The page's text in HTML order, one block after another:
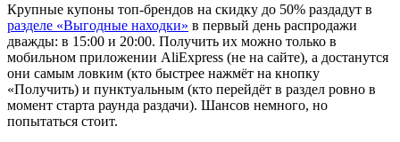
Крупные купоны топ-брендов на скидку до 50% раздадут в
разделе «Выгодные находки» в первый день распродажи
дважды: в 15:00 и 20:00. Получить их можно только в
мобильном приложении AliExpress (не на сайте), а достанутся
они самым ловким (кто быстрее нажмёт на кнопку
«Получить) и пунктуальным (кто перейдёт в раздел ровно в
момент старта раунда раздачи). Шансов немного, но
попытаться стоит.